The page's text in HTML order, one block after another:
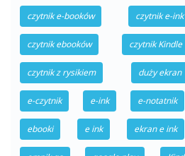
czytnik e-booków czytnik e-ink
czytnik ebooków czytnik Kindle
czytnik z rysikiem duży ekran
e-czytnik e-ink e-notatnik
ebooki e ink ekran e ink